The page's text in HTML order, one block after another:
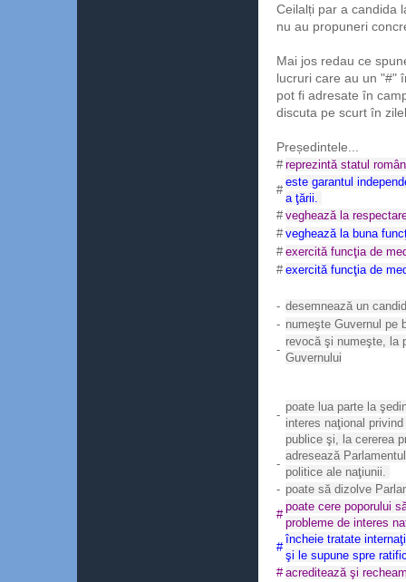
Ceilalți par a candida
nu au propuneri
Mai jos redau ce
lucruri care au un "#"
pot fi adresate în
discuta pe scurt în
Președintele...
# reprezintă statul român
#
este garantul
a ţării.
# veghează la
# veghează la buna
# exercită funcţia de
# exercită funcţia de
- desemnează un
- numeşte Guvernul pe
-
revocă şi numeşte, la
Guvernului
-
poate lua parte la
interes naţional
publice şi, la cererea
-
adresează
politice ale naţiunii.
- poate să dizolve
#
poate cere poporului
probleme de interes
#
încheie tratate
şi le supune spre
# acreditează şi